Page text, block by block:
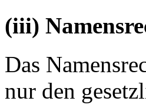
(iii)
Das
nur den